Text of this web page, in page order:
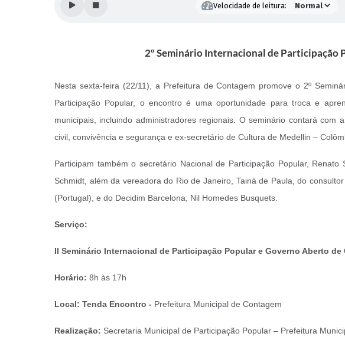
Velocidade de leitura:
2º Seminário Internacional de Participação
Nesta sexta-feira (22/11), a Prefeitura de Contagem promove o 2º
Participação Popular, o encontro é uma oportunidade para troca e
municipais, incluindo administradores regionais. O seminário contará com
civil, convivência e segurança e ex-secretário de Cultura de Medellin –
Participam também o secretário Nacional de Participação Popular,
Schmidt, além da vereadora do Rio de Janeiro, Tainá de Paula, do
(Portugal), e do Decidim Barcelona, Nil Homedes Busquets.
Serviço:
II Seminário Internacional de Participação Popular e Governo Aberto de
Horário: 8h às 17h
Local: Tenda Encontro - Prefeitura Municipal de Contagem
Realização: Secretaria Municipal de Participação Popular – Prefeitura